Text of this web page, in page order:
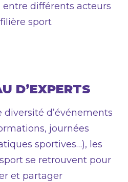
entre différents acteurs
sport
D’EXPERTS
d’événements
journées
sportives…), les
se retrouvent pour
et partager